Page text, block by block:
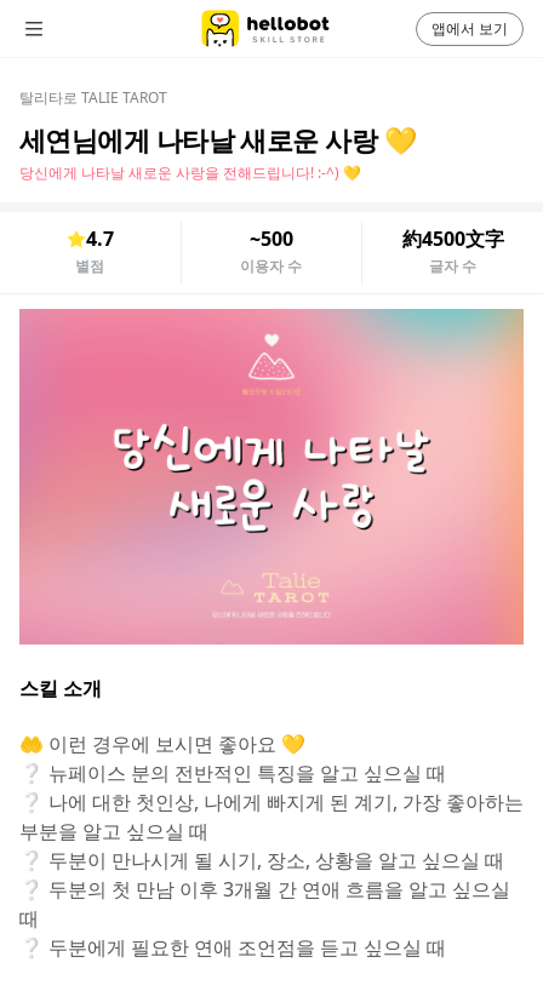
탈리타로 TALIE TAROT
세연님에게 나타날 새로운 사랑 💛
당신에게 나타날 새로운 사랑을 전해드립니다! :-^) 💛
4.7
별점
~500
이용자 수
約4500文字
글자 수
스킬 소개
🤲 이런 경우에 보시면 좋아요 💛
❔ 뉴페이스 분의 전반적인 특징을 알고 싶으실 때
❔ 나에 대한 첫인상, 나에게 빠지게 된 계기, 가장 좋아하는
부분을 알고 싶으실 때
❔ 두분이 만나시게 될 시기, 장소, 상황을 알고 싶으실 때
❔ 두분의 첫 만남 이후 3개월 간 연애 흐름을 알고 싶으실
때
❔ 두분에게 필요한 연애 조언점을 듣고 싶으실 때
앱에서 보기